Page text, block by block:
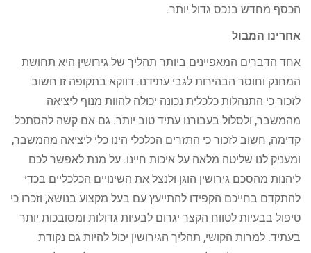
הכסף מחדש בנכס גדול יותר.
אחרינו המבול
אחד הדברים המאפיינים ביותר תהליך של גירושין היא תחושת
המחנק וחוסר הבהירות לגבי עתידנו. דווקא בתקופה זו חשוב
לזכור כי התנהלות כלכלית נכונה יכולה להוות מנוף ליציאה
מהמשבר, ולסלול בעבורנו עתיד טוב יותר. גם אם קשה להסתכל
קדימה, חשוב לזכור כי התזרים הכלכלי הינו כלי ליציאה מהמשבר,
ומעניק לנו שליטה מלאה על איכות חיינו. על מנת לאפשר לכם
ליהנות מהסכם גירושין הוגן ולנצל את השינויים הכלכליים בכדי
להתקדם בחייכם הקפידו להתייעץ עם בעל מקצוע בנושא, וזכרו כי
טיפול בבעיות לטווח הקצר יגרום לבעיות גדולות ומסובכות יותר
בעתיד. למרות הקושי, תהליך הגירושין יכול להיות גם נקודת